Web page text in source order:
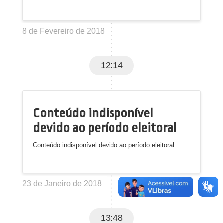
8 de Fevereiro de 2018
12:14
Conteúdo indisponível
devido ao período eleitoral
Conteúdo indisponível devido ao período eleitoral
23 de Janeiro de 2018
13:48